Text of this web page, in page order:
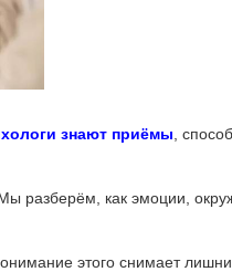
знают приёмы ,
разберём, как эмоции,
этого снимает